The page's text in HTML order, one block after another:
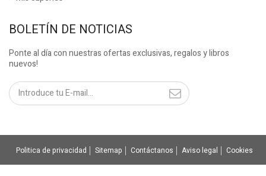
BOLETÍN DE NOTICIAS
Ponte al día con nuestras ofertas exclusivas, regalos y libros
nuevos!
Politica de privacidad Sitemap Contáctanos Aviso legal Cookies